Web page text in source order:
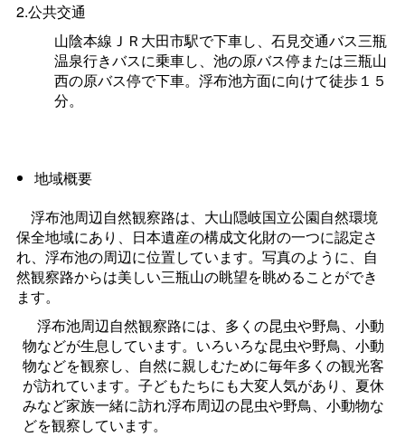
2.公共交通
山陰本線ＪＲ大田市駅で下車し、石見交通バス三瓶
温泉行きバスに乗車し、池の原バス停または三瓶山
西の原バス停で下車。浮布池方面に向けて徒歩１５
分。
地域概要
浮布池周辺自然観察路は、大山隠岐国立公園自然環境
保全地域にあり、日本遺産の構成文化財の一つに認定さ
れ、浮布池の周辺に位置しています。写真のように、自
然観察路からは美しい三瓶山の眺望を眺めることができ
ます。
浮布池周辺自然観察路には、多くの昆虫や野鳥、小動
物などが生息しています。いろいろな昆虫や野鳥、小動
物などを観察し、自然に親しむために毎年多くの観光客
が訪れています。子どもたちにも大変人気があり、夏休
みなど家族一緒に訪れ浮布周辺の昆虫や野鳥、小動物な
どを観察しています。